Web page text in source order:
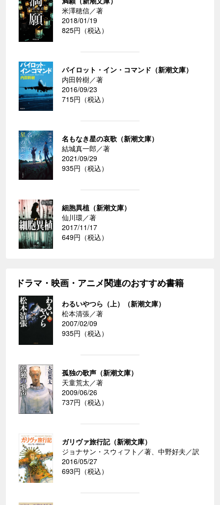
米澤穂信／著
2018/01/19
825円（税込）
パイロット・イン・コマンド（新潮文庫）
内田幹樹／著
2016/09/23
715円（税込）
名もなき星の哀歌（新潮文庫）
結城真一郎／著
2021/09/29
935円（税込）
細胞異植（新潮文庫）
仙川環／著
2017/11/17
649円（税込）
ドラマ・映画・アニメ関連のおすすめ書籍
わるいやつら（上）（新潮文庫）
松本清張／著
2007/02/09
935円（税込）
孤独の歌声（新潮文庫）
天童荒太／著
2009/06/26
737円（税込）
ガリヴァ旅行記（新潮文庫）
ジョナサン・スウィフト／著、中野好夫／訳
2016/05/27
693円（税込）